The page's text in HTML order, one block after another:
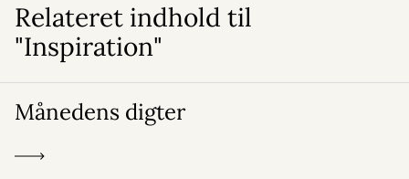
Relateret indhold til
"Inspiration"
Månedens digter